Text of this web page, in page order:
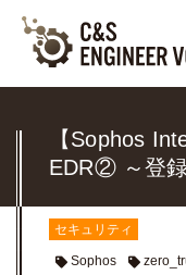
【Sophos
EDR② ～登
セキュリティ
Sophos